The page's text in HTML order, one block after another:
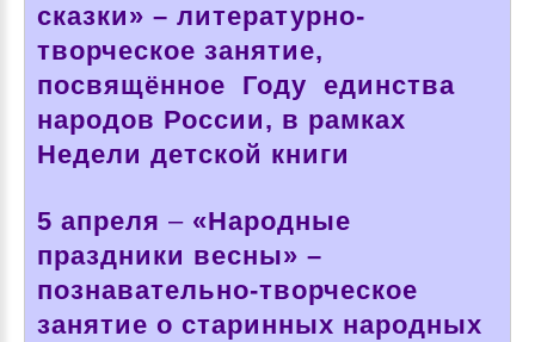
сказки» – литературно-
творческое занятие,
посвящённое Году единства
народов России, в рамках
Недели детской книги
5 апреля – «Народные
праздники весны» –
познавательно-творческое
занятие о старинных народных